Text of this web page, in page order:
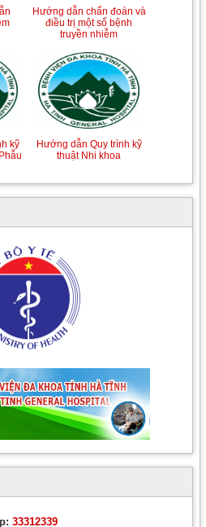
Hướng dẫn chẩn đoán và
điều trị một số bệnh
truyền nhiễm
kỹ
Hướng dẫn Quy trình kỹ
thuật Nhi khoa
33312339